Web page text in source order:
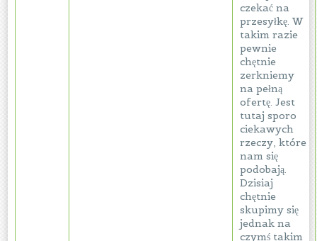
czekać na
przesyłkę. W
takim razie
pewnie
chętnie
zerkniemy
na pełną
ofertę. Jest
tutaj sporo
ciekawych
rzeczy, które
nam się
podobają.
Dzisiaj
chętnie
skupimy się
jednak na
czymś takim